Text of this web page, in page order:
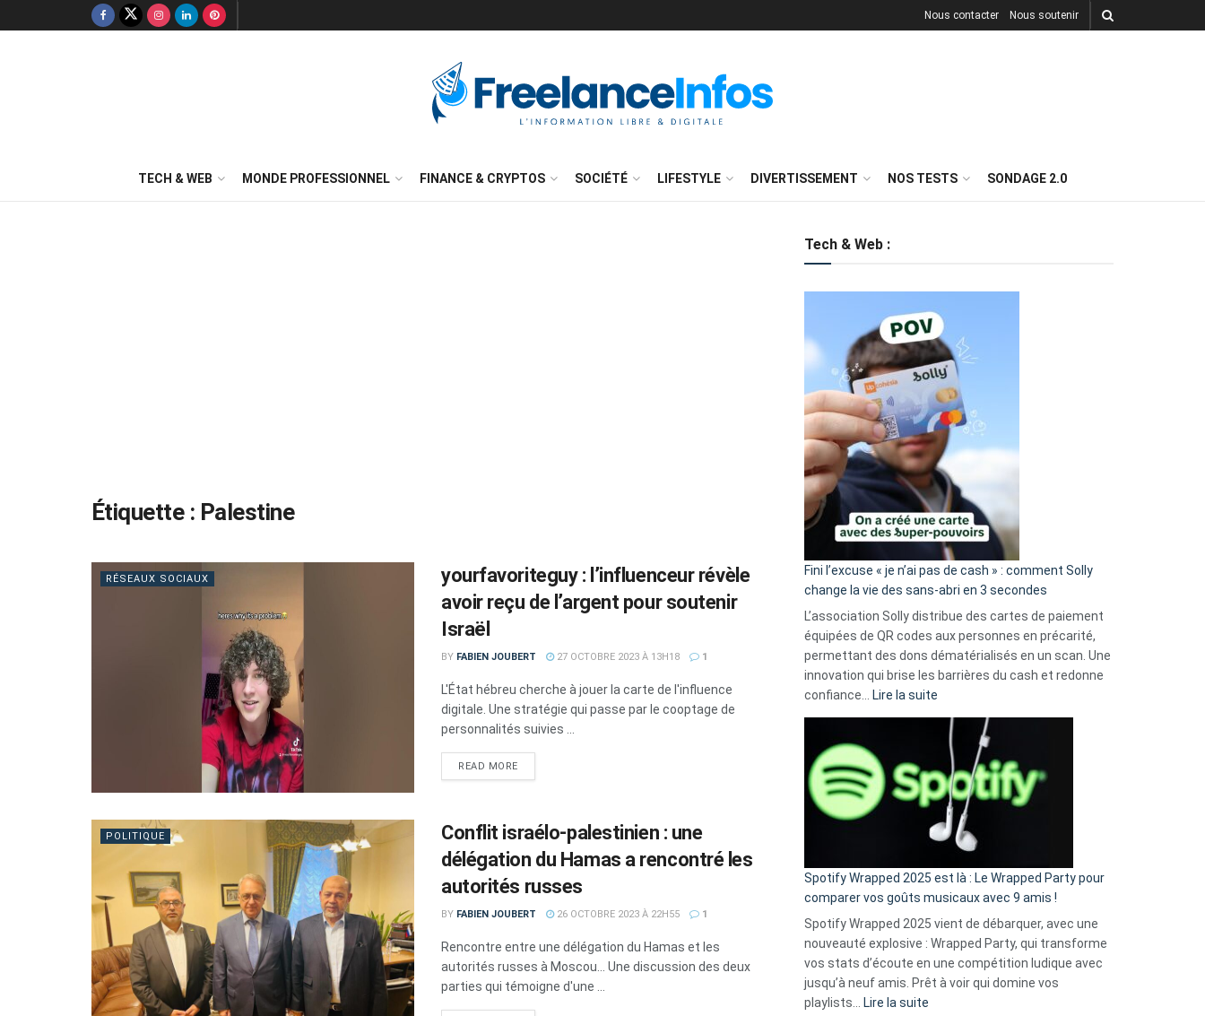
Nous contacter Nous soutenir
TECH & WEB MONDE PROFESSIONNEL FINANCE & CRYPTOS SOCIÉTÉ LIFESTYLE DIVERTISSEMENT NOS TESTS SONDAGE 2.0
Étiquette : Palestine
RÉSEAUX SOCIAUX
yourfavoriteguy : l’influenceur révèle
avoir reçu de l’argent pour soutenir
Israël
BY FABIEN JOUBERT 27 OCTOBRE 2023 À 13H18 1
L'État hébreu cherche à jouer la carte de l'influence
digitale. Une stratégie qui passe par le cooptage de
personnalités suivies ...
READ MOREDETAILS
POLITIQUE
Conflit israélo-palestinien : une
délégation du Hamas a rencontré les
autorités russes
BY FABIEN JOUBERT 26 OCTOBRE 2023 À 22H55 1
Rencontre entre une délégation du Hamas et les
autorités russes à Moscou... Une discussion des deux
parties qui témoigne d'une ...
Tech & Web :
Fini l’excuse « je n’ai pas de cash » : comment Solly
change la vie des sans-abri en 3 secondes
L’association Solly distribue des cartes de paiement
équipées de QR codes aux personnes en précarité,
permettant des dons dématérialisés en un scan. Une
innovation qui brise les barrières du cash et redonne
confiance…
Lire la suite
l’excuse
je
n’ai
pas
de
cash
»
Solly
change
la
vie
Spotify Wrapped 2025 est là : Le Wrapped Party pour
comparer vos goûts musicaux avec 9 amis !
Spotify Wrapped 2025 vient de débarquer, avec une
nouveauté explosive : Wrapped Party, qui transforme
vos stats d’écoute en une compétition ludique avec
jusqu’à neuf amis. Prêt à voir qui domine vos
playlists…
Lire la suite